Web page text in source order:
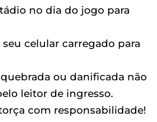
no dia do jogo para
celular carregado para
ou danificada não
leitor de ingresso.
com responsabilidade!